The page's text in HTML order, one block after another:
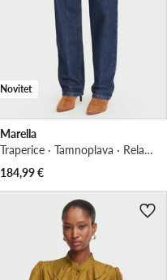
Novitet
Marella
Traperice · Tamnoplava · Relaxed Fit
184,99€